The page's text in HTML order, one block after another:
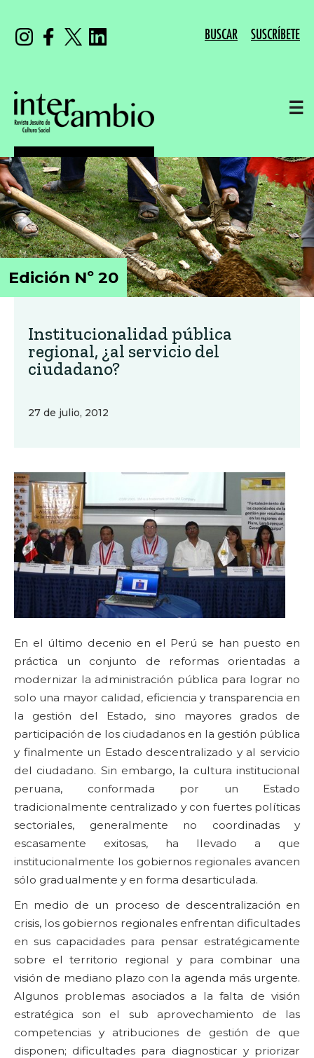
BUSCAR SUSCRÍBETE
☰
Edición Nº 20
Institucionalidad pública
regional, ¿al servicio del
ciudadano?
27 de julio, 2012
En el último decenio en el Perú se han puesto en
práctica un conjunto de reformas orientadas a
modernizar la administración pública para lograr no
solo una mayor calidad, eficiencia y transparencia en
la gestión del Estado, sino mayores grados de
participación de los ciudadanos en la gestión pública
y finalmente un Estado descentralizado y al servicio
del ciudadano. Sin embargo, la cultura institucional
peruana, conformada por un Estado
tradicionalmente centralizado y con fuertes políticas
sectoriales, generalmente no coordinadas y
escasamente exitosas, ha llevado a que
institucionalmente los gobiernos regionales avancen
sólo gradualmente y en forma desarticulada.
En medio de un proceso de descentralización en
crisis, los gobiernos regionales enfrentan dificultades
en sus capacidades para pensar estratégicamente
sobre el territorio regional y para combinar una
visión de mediano plazo con la agenda más urgente.
Algunos problemas asociados a la falta de visión
estratégica son el sub aprovechamiento de las
competencias y atribuciones de gestión de que
disponen; dificultades para diagnosticar y priorizar